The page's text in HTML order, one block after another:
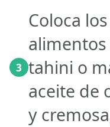
3
Coloca
tahini o
aceite de
y